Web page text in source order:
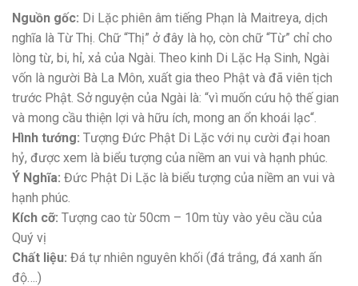
Nguồn gốc: Di Lặc phiên âm tiếng Phạn là Maitreya, dịch
nghĩa là Từ Thị. Chữ “Thị” ở đây là họ, còn chữ “Từ” chỉ cho
lòng từ, bi, hỉ, xả của Ngài. Theo kinh Di Lặc Hạ Sinh, Ngài
vốn là người Bà La Môn, xuất gia theo Phật và đã viên tịch
trước Phật. Sở nguyện của Ngài là: “vì muốn cứu hộ thế gian
và mong cầu thiện lợi và hữu ích, mong an ổn khoái lạc“.
Hình tướng: Tượng Đức Phật Di Lặc với nụ cười đại hoan
hỷ, được xem là biểu tượng của niềm an vui và hạnh phúc.
Ý Nghĩa: Đức Phật Di Lặc là biểu tượng của niềm an vui và
hạnh phúc.
Kích cỡ: Tượng cao từ 50cm – 10m tùy vào yêu cầu của
Quý vị
Chất liệu: Đá tự nhiên nguyên khối (đá trắng, đá xanh ấn
độ….)